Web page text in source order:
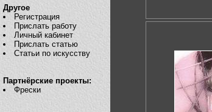
Другое
Регистрация
Прислать работу
Личный кабинет
Прислать статью
Статьи по искусству
Партнёрские проекты:
Фрески